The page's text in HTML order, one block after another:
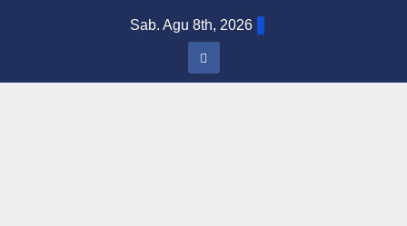
Sab. Agu 8th, 2026